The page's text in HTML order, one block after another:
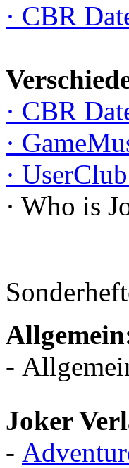
· CBR
· CBR
·
·
· Who is
-
Joker
-